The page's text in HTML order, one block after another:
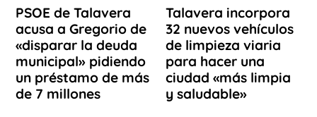
PSOE de Talavera
acusa a Gregorio de
«disparar la deuda
municipal» pidiendo
un préstamo de más
de 7 millones
Talavera incorpora
32 nuevos vehículos
de limpieza viaria
para hacer una
ciudad «más limpia
y saludable»